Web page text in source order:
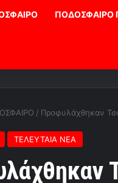
ΠΟΔΟΣΦΑΙΡΟ
/ Προφυλάχθηκαν
ΤΕΛΕΥΤΑΙΑ ΝΕΑ